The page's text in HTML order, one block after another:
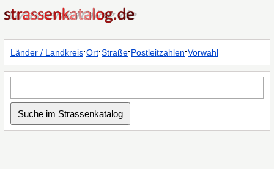
Länder / Landkreis·Ort·Straße·Postleitzahlen·Vorwahl